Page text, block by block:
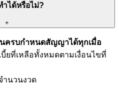
ำได้หรือไม่?
+
ครบกำหนดสัญญาได้ทุกเมื่อ
ยที่เหลือทั้งหมดตามเงื่อนไขที่
ำนวนงวด